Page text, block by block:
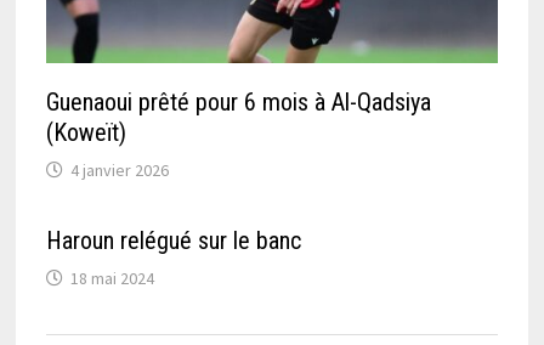
Guenaoui prêté pour 6 mois à Al-Qadsiya
(Koweït)
4 janvier 2026
Haroun relégué sur le banc
18 mai 2024